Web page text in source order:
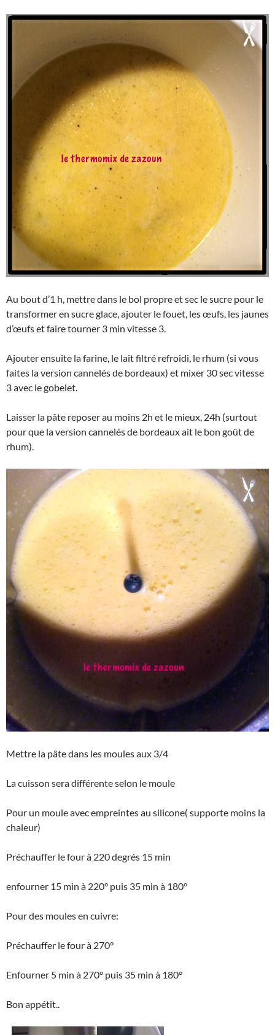
Au bout d’1 h, mettre dans le bol propre et sec le sucre pour le
transformer en sucre glace, ajouter le fouet, les œufs, les jaunes
d’œufs et faire tourner 3 min vitesse 3.
Ajouter ensuite la farine, le lait filtré refroidi, le rhum (si vous
faites la version cannelés de bordeaux) et mixer 30 sec vitesse
3 avec le gobelet.
Laisser la pâte reposer au moins 2h et le mieux, 24h (surtout
pour que la version cannelés de bordeaux ait le bon goût de
rhum).
Mettre la pâte dans les moules aux 3/4
La cuisson sera différente selon le moule
Pour un moule avec empreintes au silicone( supporte moins la
chaleur)
Préchauffer le four à 220 degrés 15 min
enfourner 15 min à 220° puis 35 min à 180°
Pour des moules en cuivre:
Préchauffer le four à 270°
Enfourner 5 min à 270° puis 35 min à 180°
Bon appétit..